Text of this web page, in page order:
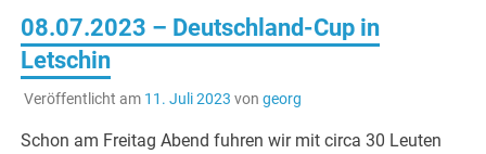
08.07.2023 – Deutschland-Cup in
Letschin
Veröffentlicht am 11. Juli 2023 von georg
Schon am Freitag Abend fuhren wir mit circa 30 Leuten